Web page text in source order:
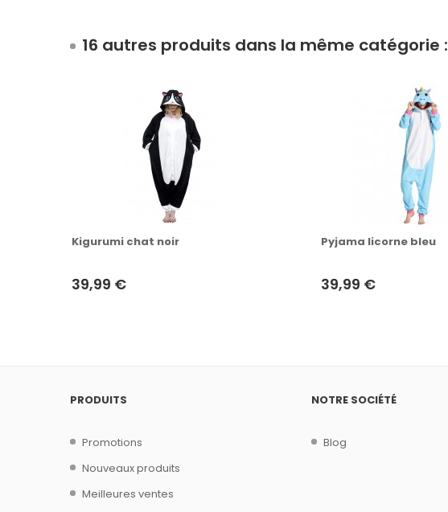
16 autres produits dans la même catégorie :
Kigurumi chat noir
39,99 €
Pyjama licorne bleu
39,99 €
PRODUITS
Promotions
Nouveaux produits
Meilleures ventes
NOTRE SOCIÉTÉ
Blog